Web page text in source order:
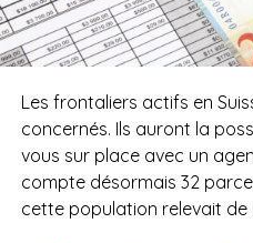
Les frontaliers actifs en
concernés. Ils auront la
vous sur place avec un
compte désormais 32
cette population relevait de